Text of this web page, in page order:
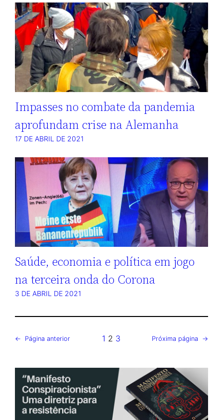
Impasses no combate da pandemia
aprofundam crise na Alemanha
17 DE ABRIL DE 2021
Saúde, economia e política em jogo
na terceira onda do Corona
3 DE ABRIL DE 2021
← Página anterior 1 2 3 Próxima página →